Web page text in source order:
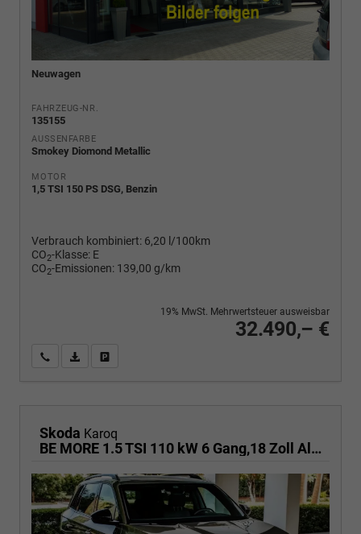
Neuwagen
FAHRZEUG-NR.
135155
AUSSENFARBE
Smokey Diomond Metallic
MOTOR
1,5 TSI 150 PS DSG, Benzin
Verbrauch kombiniert: 6,20 l/100km
CO2-Klasse: E
CO2-Emissionen: 139,00 g/km
32.490,– €
19% MwSt. Mehrwertsteuer ausweisbar
Wir rufen Sie anPDF-Fahrzeugexposé drucken
Skoda Karoq
BE MORE 1.5 TSI 110 kW 6 Gang,18 Zoll Alufelgen, Reserverad, Rückkamera, Kessy Full, PDC 4+H, Klimaautomatik, Licht & Sicht Paket, Metallfarbe, Heckspoiler, Sun Set, Ambiente Light, LED, 4 Jahre Garantie